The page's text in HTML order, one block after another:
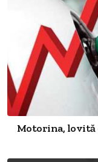
Motorina, lovită